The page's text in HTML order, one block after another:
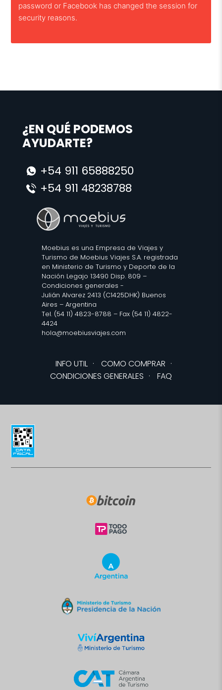
password or Facebook has changed the session for
security reasons.
¿EN QUÉ PODEMOS
AYUDARTE?
+54 911 65888250
+54 911 48238788
Moebius es una Empresa de Viajes y
Turismo de Moebius Viajes S.A. registrada
en Ministerio de Turismo y Deporte de la
Nación Legajo 13490 Disp. 809 –
Condiciones generales -
Julián Alvarez 2413 (C1425DHK) Buenos
Aires – Argentina
Tel. (54 11) 4823-8788 – Fax (54 11) 4822-
4424
hola@moebiusviajes.com
INFO UTIL · COMO COMPRAR ·
CONDICIONES GENERALES · FAQ